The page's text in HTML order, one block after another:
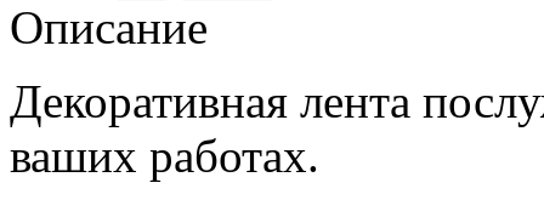
Описание
Декоративная лента
ваших работах.